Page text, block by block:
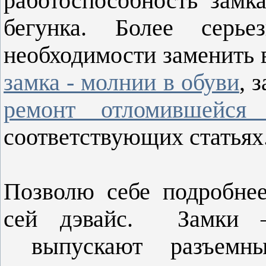
бегунка. Более
необходимости
замка - молнии в обуви,
ремонт отломившейся
соответствующих
Позволю себе
сей дэвайс. Замки
выпускают